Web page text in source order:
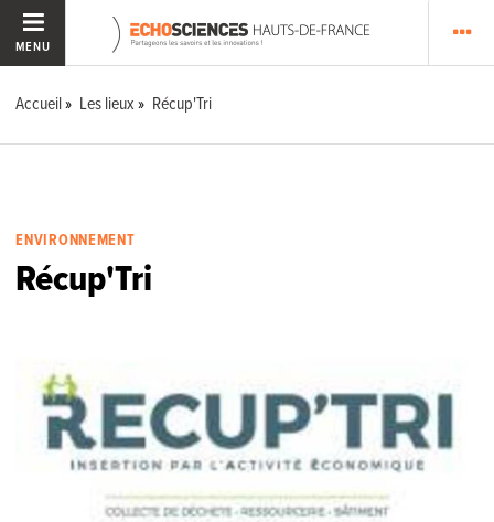
MENU
Accueil Les lieux Récup'Tri
ENVIRONNEMENT
Récup'Tri